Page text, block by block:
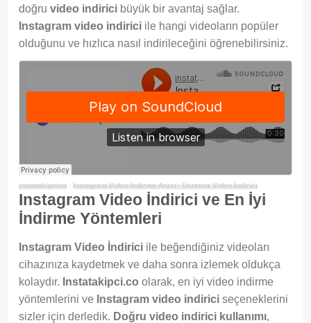
doğru video indirici büyük bir avantaj sağlar.
Instagram video indirici ile hangi videoların popüler
olduğunu ve hızlıca nasıl indirileceğini öğrenebilirsiniz.
instatakipcico · Instagram Video İndirme Aracı - Ücretsiz Video İndirici
Instagram Video İndirici ve En İyi
İndirme Yöntemleri
Instagram Video İndirici ile beğendiğiniz videoları
cihazınıza kaydetmek ve daha sonra izlemek oldukça
kolaydır. Instatakipci.co olarak, en iyi video indirme
yöntemlerini ve Instagram video indirici seçeneklerini
sizler için derledik. Doğru video indirici kullanımı,